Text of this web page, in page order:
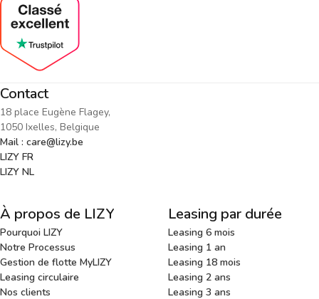
Contact
18 place Eugène Flagey,
1050 Ixelles, Belgique
Mail : care@lizy.be
LIZY FR
LIZY NL
À propos de LIZY
Pourquoi LIZY
Notre Processus
Gestion de flotte MyLIZY
Leasing circulaire
Nos clients
Leasing par durée
Leasing 6 mois
Leasing 1 an
Leasing 18 mois
Leasing 2 ans
Leasing 3 ans